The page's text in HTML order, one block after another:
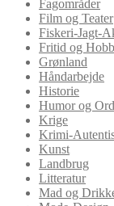
Fagområder
Film og Teater
Fiskeri-Jagt-
Fritid og
Grønland
Håndarbejde
Historie
Humor og
Krige
Krimi-
Kunst
Landbrug
Litteratur
Mad og